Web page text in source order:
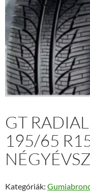
GT
195/65
Kategóriák: